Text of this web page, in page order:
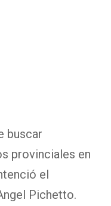
buscar
provinciales en
el
Pichetto.